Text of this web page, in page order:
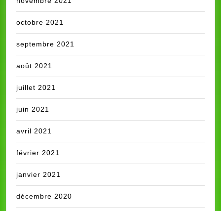
octobre 2021
septembre 2021
août 2021
juillet 2021
juin 2021
avril 2021
février 2021
janvier 2021
décembre 2020